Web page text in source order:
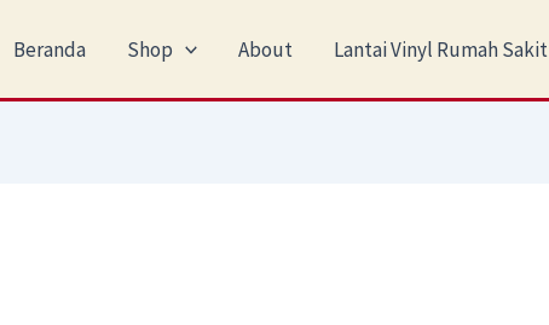
Beranda Shop About Lantai Vinyl Rumah Sakit